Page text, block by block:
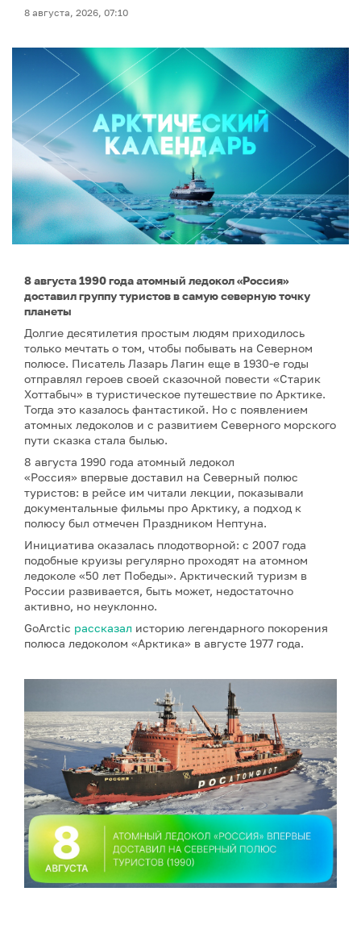
8 августа, 2026, 07:10
8 августа 1990 года атомный ледокол «Россия»
доставил группу туристов в самую северную точку
планеты
Долгие десятилетия простым людям приходилось
только мечтать о том, чтобы побывать на Северном
полюсе. Писатель Лазарь Лагин еще в 1930-е годы
отправлял героев своей сказочной повести «Старик
Хоттабыч» в туристическое путешествие по Арктике.
Тогда это казалось фантастикой. Но с появлением
атомных ледоколов и с развитием Северного морского
пути сказка стала былью.
8 августа 1990 года атомный ледокол
«Россия» впервые доставил на Северный полюс
туристов: в рейсе им читали лекции, показывали
документальные фильмы про Арктику, а подход к
полюсу был отмечен Праздником Нептуна.
Инициатива оказалась плодотворной: с 2007 года
подобные круизы регулярно проходят на атомном
ледоколе «50 лет Победы». Арктический туризм в
России развивается, быть может, недостаточно
активно, но неуклонно.
GoArctic рассказал историю легендарного покорения
полюса ледоколом «Арктика» в августе 1977 года.